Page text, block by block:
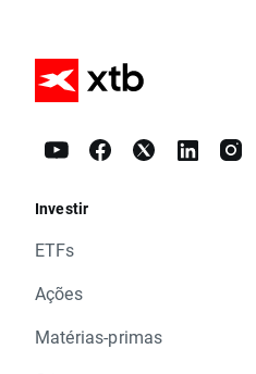
Investir
ETFs
Ações
Matérias-primas